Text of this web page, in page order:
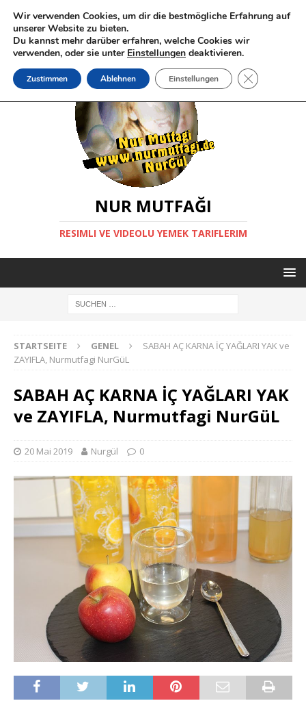
NUR MUTFAĞI
RESIMLI VE VIDEOLU YEMEK TARIFLERIM
STARTSEITE GENEL
SABAH AÇ KARNA İÇ YAĞLARI YAK ve
ZAYIFLA, Nurmutfagi NurGüL
SABAH AÇ KARNA İÇ YAĞLARI YAK
ve ZAYIFLA, Nurmutfagi NurGüL
20 Mai 2019 Nurgül 0
Wir verwenden Cookies, um dir die bestmögliche Erfahrung auf
unserer Website zu bieten.
Du kannst mehr darüber erfahren, welche Cookies wir
verwenden, oder sie unter Einstellungen deaktivieren.
Zustimmen Ablehnen Einstellungen GDPR